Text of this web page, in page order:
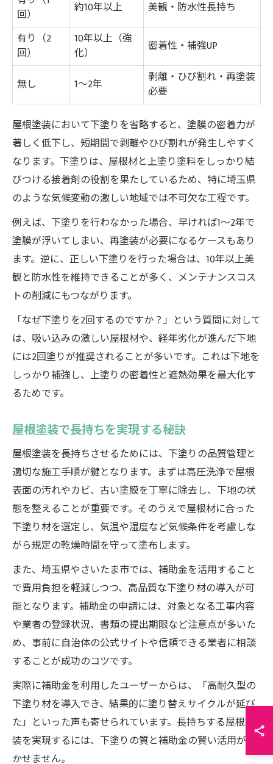
回）
約10年以上
美観・防水性長持ち
有り（2
回）
10年以上（強
化）
密着性・補強UP
無し 1～2年
剥離・ひび割れ・再塗装
必要
屋根塗装において下塗りを省略すると、塗膜の密着力が
著しく低下し、短期間で剥離やひび割れが発生しやすく
なります。下塗りは、屋根材と上塗り塗料をしっかり結
びつける接着剤の役割を果たしているため、特に埼玉県
のような気候変動の激しい地域では不可欠な工程です。
例えば、下塗りを行わなかった場合、早ければ1～2年で
塗膜が浮いてしまい、再塗装が必要になるケースもあり
ます。逆に、正しい下塗りを行った場合は、10年以上美
観と防水性を維持できることが多く、メンテナンスコス
トの削減にもつながります。
「なぜ下塗りを2回するのですか？」という質問に対して
は、吸い込みの激しい屋根材や、経年劣化が進んだ下地
には2回塗りが推奨されることが多いです。これは下地を
しっかり補強し、上塗りの密着性と遮熱効果を最大化す
るためです。
屋根塗装で長持ちを実現する秘訣
屋根塗装を長持ちさせるためには、下塗りの品質管理と
適切な施工手順が鍵となります。まずは高圧洗浄で屋根
表面の汚れやカビ、古い塗膜を丁寧に除去し、下地の状
態を整えることが重要です。そのうえで屋根材に合った
下塗り材を選定し、気温や湿度など気候条件を考慮しな
がら規定の乾燥時間を守って塗布します。
また、埼玉県やさいたま市では、補助金を活用すること
で費用負担を軽減しつつ、高品質な下塗り材の導入が可
能となります。補助金の申請には、対象となる工事内容
や業者の登録状況、書類の提出期限など注意点が多いた
め、事前に自治体の公式サイトや信頼できる業者に相談
することが成功のコツです。
実際に補助金を利用したユーザーからは、「高耐久型の
下塗り材を導入でき、結果的に塗り替えサイクルが延び
た」といった声も寄せられています。長持ちする屋根塗
装を実現するには、下塗りの質と補助金の賢い活用が欠
かせません。